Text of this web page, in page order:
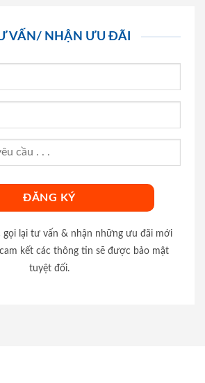
VẤN/ NHẬN ƯU ĐÃI
lại tư vấn & nhận những ưu đãi mới
kết các thông tin sẽ được bảo mật
tuyệt đối.